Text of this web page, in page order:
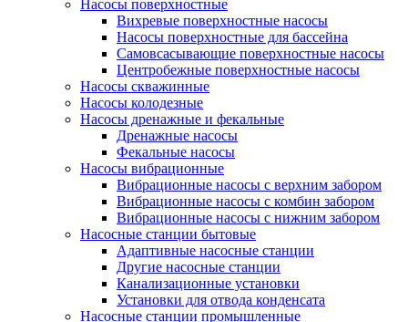
Насосы поверхностные
Вихревые поверхностные насосы
Насосы поверхностные для бассейна
Самовсасывающие поверхностные насосы
Центробежные поверхностные насосы
Насосы скважинные
Насосы колодезные
Насосы дренажные и фекальные
Дренажные насосы
Фекальные насосы
Насосы вибрационные
Вибрационные насосы с верхним забором
Вибрационные насосы с комбин забором
Вибрационные насосы с нижним забором
Насосные станции бытовые
Адаптивные насосные станции
Другие насосные станции
Канализационные установки
Установки для отвода конденсата
Насосные станции промышленные